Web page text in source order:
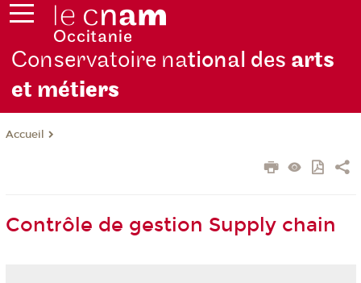
Conservatoire national des arts
et métiers
Accueil
Contrôle de gestion Supply chain